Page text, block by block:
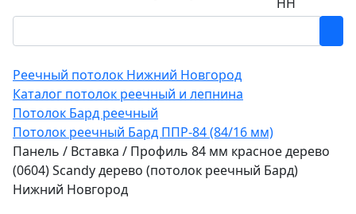
Реечный потолок Нижний Новгород
Каталог потолок реечный и лепнина
Потолок Бард реечный
Потолок реечный Бард ППР-84 (84/16 мм)
Панель / Вставка / Профиль 84 мм красное дерево
(0604) Sсandy дерево (потолок реечный Бард)
Нижний Новгород